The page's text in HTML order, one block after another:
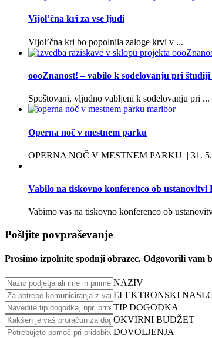
Vijol’čna kri za vse ljudi
Vijol’čna kri bo popolnila zaloge krvi v ...
oooZnanost! – vabilo k sodelovanju pri
Spoštovani, vljudno vabljeni k sodelovanju pri ...
Operna noč v mestnem parku
OPERNA NOČ V MESTNEM PARKU | 31. 5.
Vabilo na tiskovno konferenco ob ustanovitvi
Vabimo vas na tiskovno konferenco ob
Pošljite povpraševanje
Prosimo izpolnite spodnji obrazec. Odgovorili vam
NAZIV
ELEKTRONSKI
TIP DOGODKA
OKVIRNI BUDŽET
DOVOLJENJA